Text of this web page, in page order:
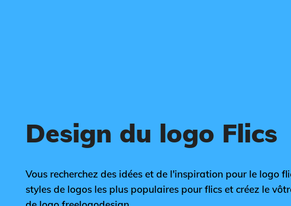
Design du logo Flics
Vous recherchez des idées et de l'inspiration pour le logo
styles de logos les plus populaires pour flics et créez le